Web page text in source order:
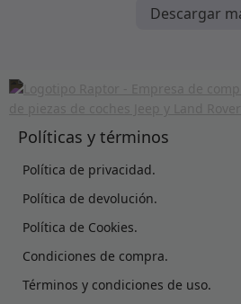
Descargar
Políticas y términos
Política de privacidad.
Política de devolución.
Política de Cookies.
Condiciones de compra.
Términos y condiciones de uso.